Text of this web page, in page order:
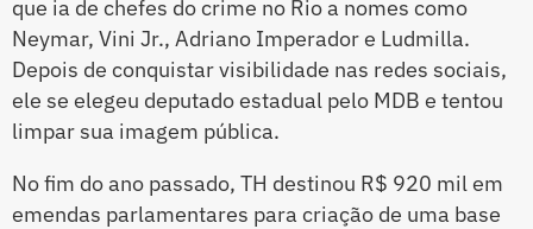
que ia de chefes do crime no Rio a nomes como
Neymar, Vini Jr., Adriano Imperador e Ludmilla.
Depois de conquistar visibilidade nas redes sociais,
ele se elegeu deputado estadual pelo MDB e tentou
limpar sua imagem pública.
No fim do ano passado, TH destinou R$ 920 mil em
emendas parlamentares para criação de uma base